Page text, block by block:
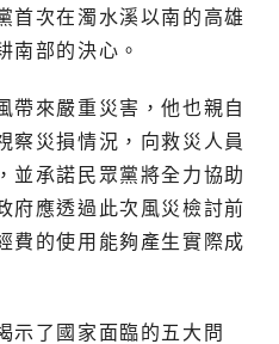
首次在濁水溪以南的高雄
南部的決心。
帶來嚴重災害，他也親自
察災損情況，向救災人員
並承諾民眾黨將全力協助
府應透過此次風災檢討前
費的使用能夠產生實際成
示了國家面臨的五大問